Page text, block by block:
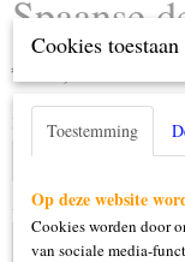
Spaanse
€ 39,95
Maat
Aantal
Cookies
Toestemming
Op deze website
Cookies worden door
van sociale media-